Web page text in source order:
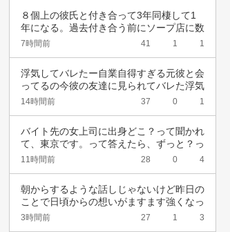
８個上の彼氏と付き合って3年同棲して1
年になる。過去付き合う前にソープ店に数
回行って…
7時間前 41 1 1
浮気してバレたー自業自得すぎる元彼と会
ってるの今彼の友達に見られてバレた浮気
女として…
14時間前 37 0 1
バイト先の女上司に出身どこ？って聞かれ
て、東京です。って答えたら、ずっと？っ
て聞かれ…
11時間前 28 0 4
朝からするような話しじゃないけど昨日の
ことで日頃からの想いがますます強くなっ
た。私は…
3時間前 27 1 3